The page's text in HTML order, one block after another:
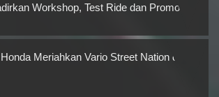
Workshop, Test Ride dan Promo M
Meriahkan Vario Street Nation di